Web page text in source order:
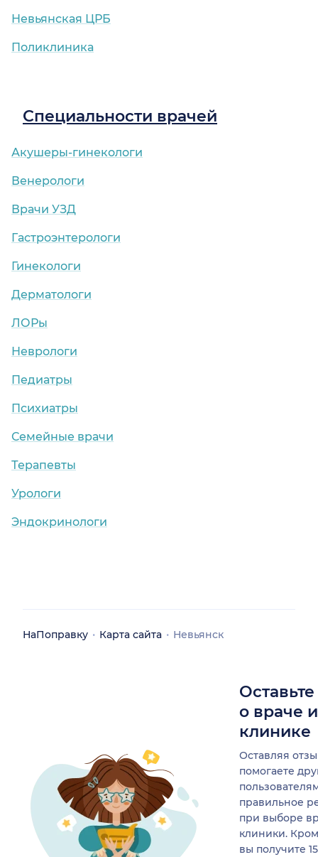
Невьянская ЦРБ
Поликлиника
Специальности врачей
Акушеры-гинекологи
Венерологи
Врачи УЗД
Гастроэнтерологи
Гинекологи
Дерматологи
ЛОРы
Неврологи
Педиатры
Психиатры
Семейные врачи
Терапевты
Урологи
Эндокринологи
НаПоправку Карта сайта Невьянск
о враче
клинике
Оставляя
помогаете
правильное
при выборе
клиники.
вы получите